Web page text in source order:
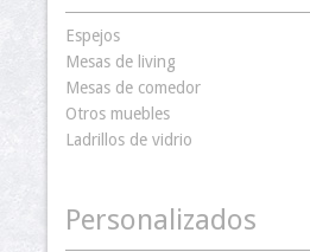
Espejos
Mesas de living
Mesas de comedor
Otros muebles
Ladrillos de vidrio
Personalizados